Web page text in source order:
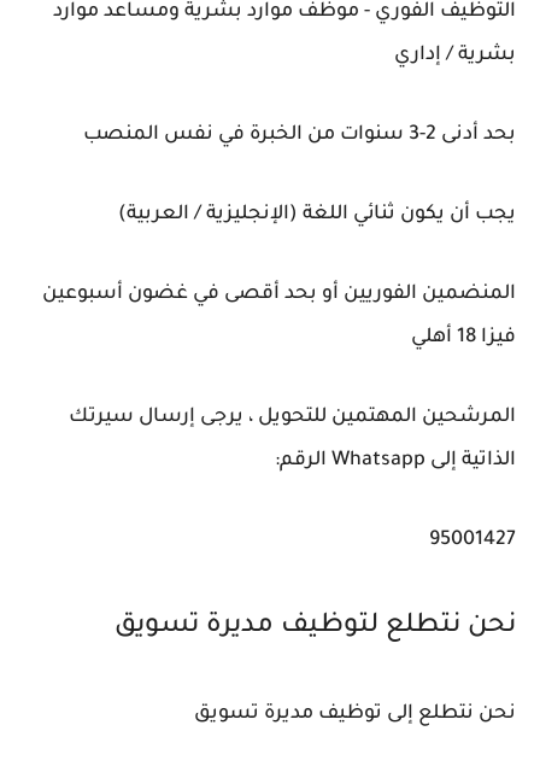
التوظيف الفوري - موظف موارد بشرية ومساعد موارد
بشرية / إداري
بحد أدنى 2-3 سنوات من الخبرة في نفس المنصب
يجب أن يكون ثنائي اللغة (الإنجليزية / العربية)
المنضمين الفوريين أو بحد أقصى في غضون أسبوعين
فيزا 18 أهلي
المرشحين المهتمين للتحويل ، يرجى إرسال سيرتك
الذاتية إلى Whatsapp الرقم:
95001427
نحن نتطلع لتوظيف مديرة تسويق
نحن نتطلع إلى توظيف مديرة تسويق